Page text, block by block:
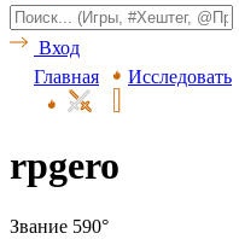
Вход
Главная
Исследовать
rpgero
Звание 590°